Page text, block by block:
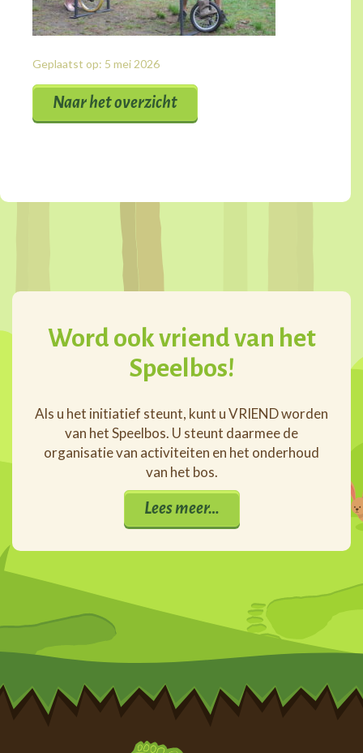
Geplaatst op: 5 mei 2026
Naar het overzicht
Word ook vriend van het
Speelbos!
Als u het initiatief steunt, kunt u VRIEND worden
van het Speelbos. U steunt daarmee de
organisatie van activiteiten en het onderhoud
van het bos.
Lees meer…